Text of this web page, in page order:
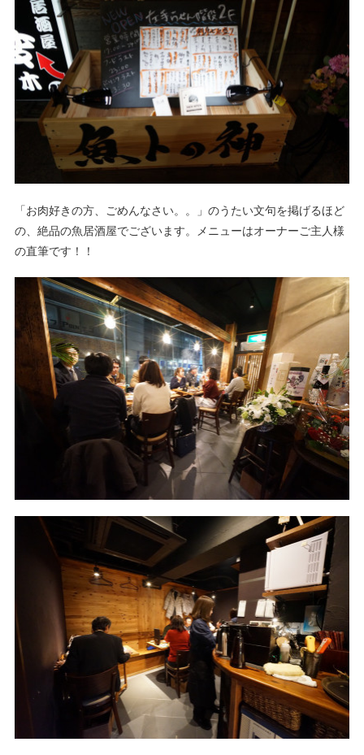
「お肉好きの方、ごめんなさい。。」のうたい文句を掲げるほど
の、絶品の魚居酒屋でございます。メニューはオーナーご主人様
の直筆です！！